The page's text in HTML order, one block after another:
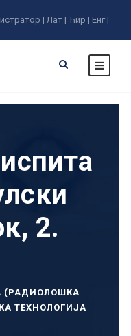
| Лат | Ћир | Енг |
2.
(РАДИОЛОШКА
ТЕХНОЛОГИЈА